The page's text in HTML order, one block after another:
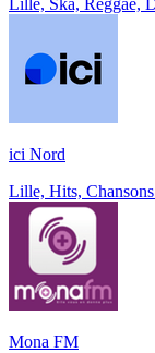
Lille, Ska, Reggae,
ici Nord
Lille, Hits,
Mona FM